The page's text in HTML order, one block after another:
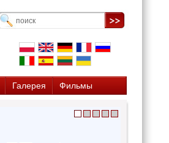
Галерея Фильмы